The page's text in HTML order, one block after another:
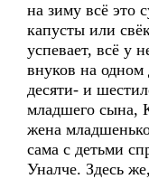
на зиму всё это
капусты или
успевает, всё у
внуков на
десяти- и
младшего сына,
жена
сама с детьми
Уналче. Здесь